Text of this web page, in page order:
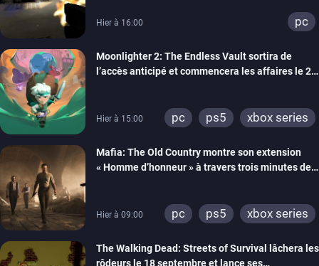
Hier à 16:00 pc
Moonlighter 2: The Endless Vault sortira de
l’accès anticipé et commencera les affaires le 2
Hier à 15:00 pc ps5 xbox series
Mafia: The Old Country montre son extension
« Homme d’honneur » à travers trois minutes de
Hier à 09:00 pc ps5 xbox series
The Walking Dead: Streets of Survival lâchera les
rôdeurs le 18 septembre et lance ses